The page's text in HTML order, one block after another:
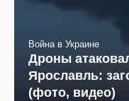
Война в Украине
Дроны
Ярославль:
(фото, видео)